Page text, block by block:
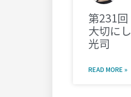
第231
大切に
光司
READ MORE »